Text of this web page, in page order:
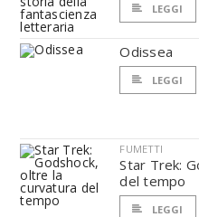
LEGGI
Odissea
LEGGI
FUMETTI
Star Trek:
del tempo
LEGGI